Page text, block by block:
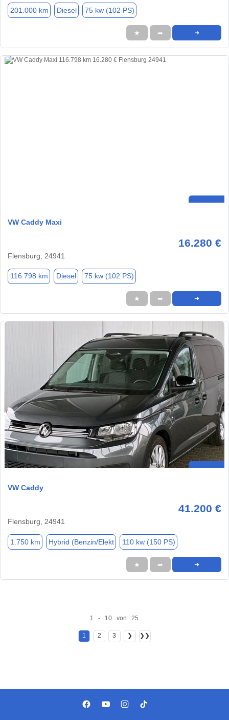
201.000 km Diesel 75 kw (102 PS)
★ ➦ ➜
VW Caddy Maxi
16.280 €
Flensburg, 24941
116.798 km Diesel 75 kw (102 PS)
★ ➦ ➜
VW Caddy
41.200 €
Flensburg, 24941
1.750 km Hybrid (Benzin/Elekt 110 kw (150 PS)
★ ➦ ➜
1 - 10 von 25
1 2 3 ❯ ❯❯